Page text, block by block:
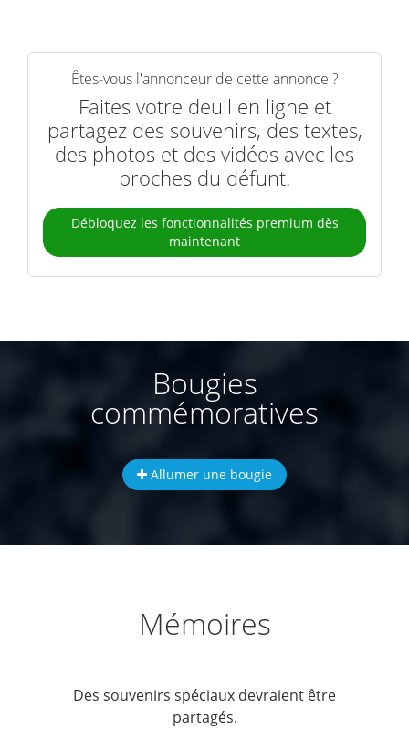
Êtes-vous l'annonceur de cette annonce ?
Faites votre deuil en ligne et
partagez des souvenirs, des textes,
des photos et des vidéos avec les
proches du défunt.
Débloquez les fonctionnalités premium dès
maintenant
Bougies
commémoratives
Allumer une bougie
Mémoires
Des souvenirs spéciaux devraient être
partagés.